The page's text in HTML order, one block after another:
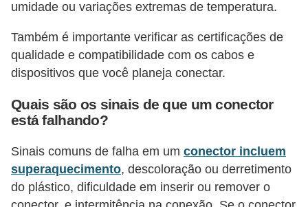
umidade ou variações extremas de temperatura.
Também é importante verificar as certificações de
qualidade e compatibilidade com os cabos e
dispositivos que você planeja conectar.
Quais são os sinais de que um conector
está falhando?
Sinais comuns de falha em um conector incluem
superaquecimento, descoloração ou derretimento
do plástico, dificuldade em inserir ou remover o